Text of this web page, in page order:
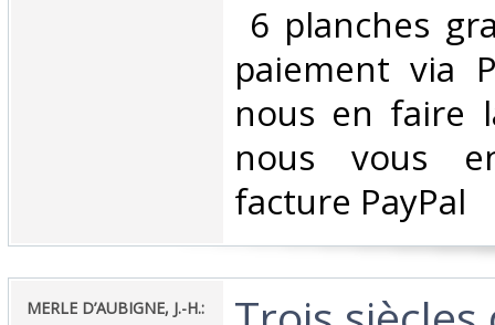
6 planches
paiement via
nous en faire
nous vous
facture PayPal‎
‎MERLE D’AUBIGNE, J.-H.:‎